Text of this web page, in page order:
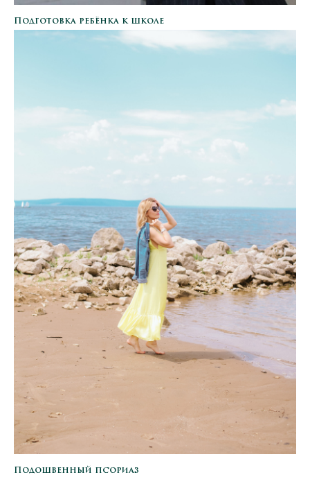
Подготовка ребёнка к школе
Подошвенный псориаз